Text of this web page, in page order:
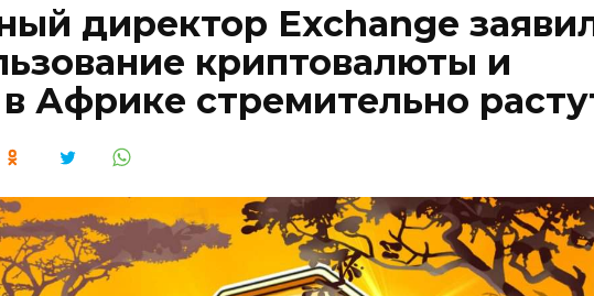
директор Exchange
криптовалюты и
в Африке стремительно